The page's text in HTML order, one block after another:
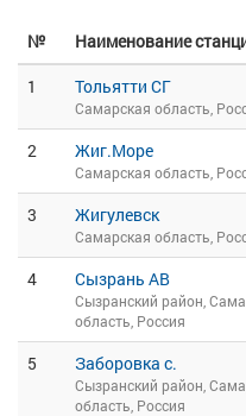
№ Наименование
1
Тольятти СГ
Самарская область,
2 Жиг.Море
Самарская область,
3 Жигулевск
Самарская область,
4 Сызрань АВ
Сызранский район,
область, Россия
5 Заборовка с.
Сызранский район,
область, Россия